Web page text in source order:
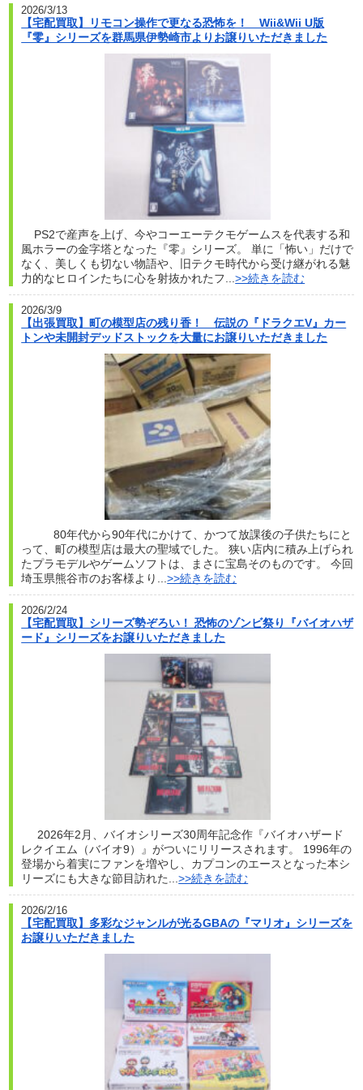
2026/3/13
【宅配買取】リモコン操作で更なる恐怖を！ Wii&Wii U版
『零』シリーズを群馬県伊勢崎市よりお譲りいただきました
PS2で産声を上げ、今やコーエーテクモゲームスを代表する和
風ホラーの金字塔となった『零』シリーズ。 単に「怖い」だけで
なく、美しくも切ない物語や、旧テクモ時代から受け継がれる魅
力的なヒロインたちに心を射抜かれたフ...>>続きを読む
2026/3/9
【出張買取】町の模型店の残り香！ 伝説の『ドラクエV』カー
トンや未開封デッドストックを大量にお譲りいただきました
80年代から90年代にかけて、かつて放課後の子供たちにと
って、町の模型店は最大の聖域でした。 狭い店内に積み上げられ
たプラモデルやゲームソフトは、まさに宝島そのものです。 今回
埼玉県熊谷市のお客様より...>>続きを読む
2026/2/24
【宅配買取】シリーズ勢ぞろい！ 恐怖のゾンビ祭り『バイオハザ
ード』シリーズをお譲りいただきました
2026年2月、バイオシリーズ30周年記念作『バイオハザード
レクイエム（バイオ9）』がついにリリースされます。 1996年の
登場から着実にファンを増やし、カプコンのエースとなった本シ
リーズにも大きな節目訪れた...>>続きを読む
2026/2/16
【宅配買取】多彩なジャンルが光るGBAの『マリオ』シリーズを
お譲りいただきました